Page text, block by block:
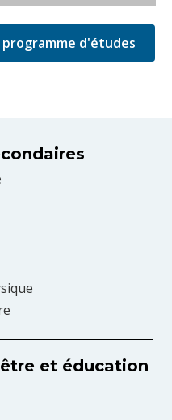
d'études
et éducation